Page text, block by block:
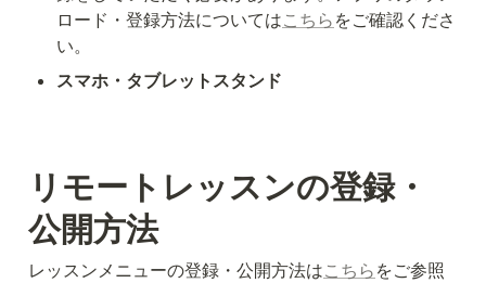
ロード・登録方法についてはこちら をご確認くださ
い。
スマホ・タブレットスタンド
リモートレッスンの登録・
公開方法
レッスンメニューの登録・公開方法はこちら をご参照